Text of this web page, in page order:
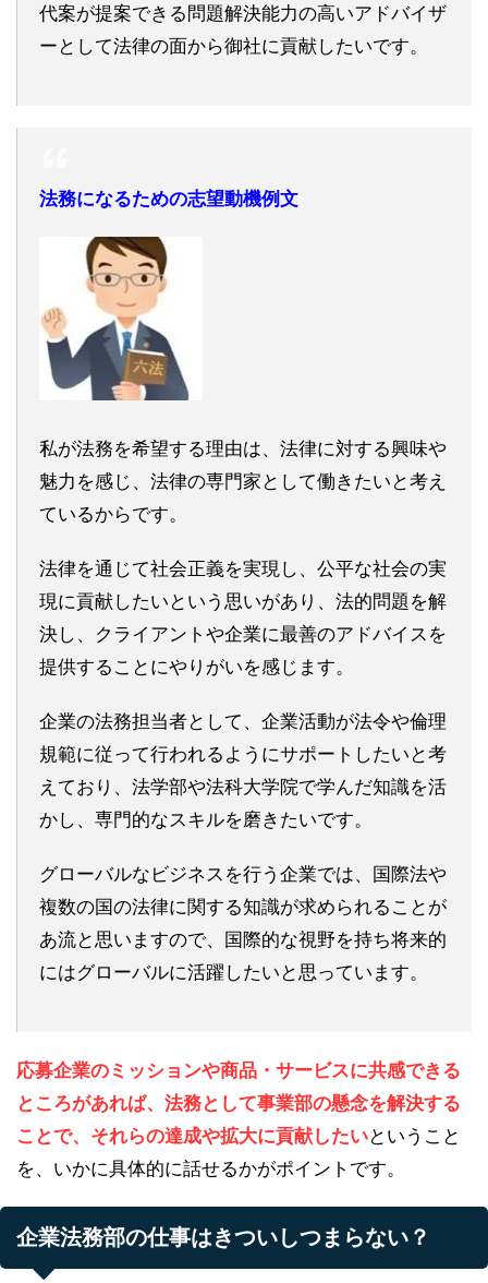
代案が提案できる問題解決能力の高いアドバイザ
ーとして法律の面から御社に貢献したいです。
法務になるための志望動機例文
私が法務を希望する理由は、法律に対する興味や
魅力を感じ、法律の専門家として働きたいと考え
ているからです。
法律を通じて社会正義を実現し、公平な社会の実
現に貢献したいという思いがあり、法的問題を解
決し、クライアントや企業に最善のアドバイスを
提供することにやりがいを感じます。
企業の法務担当者として、企業活動が法令や倫理
規範に従って行われるようにサポートしたいと考
えており、法学部や法科大学院で学んだ知識を活
かし、専門的なスキルを磨きたいです。
グローバルなビジネスを行う企業では、国際法や
複数の国の法律に関する知識が求められることが
あ流と思いますので、国際的な視野を持ち将来的
にはグローバルに活躍したいと思っています。
応募企業のミッションや商品・サービスに共感できる
ところがあれば、法務として事業部の懸念を解決する
ことで、それらの達成や拡大に貢献したいということ
を、いかに具体的に話せるかがポイントです。
企業法務部の仕事はきついしつまらない？